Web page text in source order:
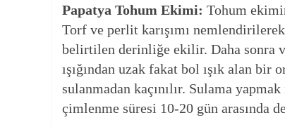
Papatya Tohum Ekimi: Tohum
Torf ve perlit karışımı
belirtilen derinliğe ekilir. Daha sonra
ışığından uzak fakat bol ışık alan
sulanmadan kaçınılır. Sulama
çimlenme süresi 10-20 gün arasında